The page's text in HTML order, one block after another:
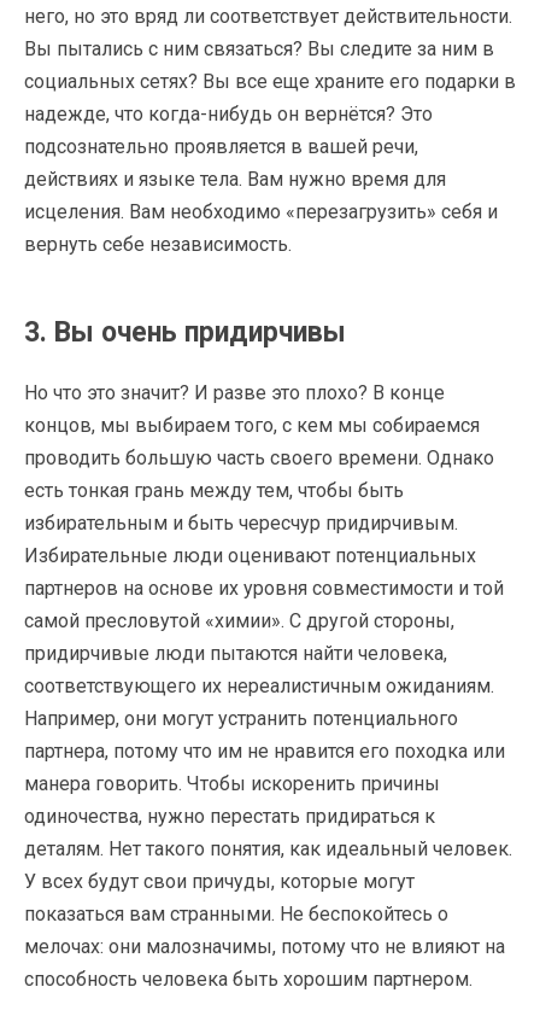
него, но это вряд ли соответствует действительности.
Вы пытались с ним связаться? Вы следите за ним в
социальных сетях? Вы все еще храните его подарки в
надежде, что когда-нибудь он вернётся? Это
подсознательно проявляется в вашей речи,
действиях и языке тела. Вам нужно время для
исцеления. Вам необходимо «перезагрузить» себя и
вернуть себе независимость.
3. Вы очень придирчивы
Но что это значит? И разве это плохо? В конце
концов, мы выбираем того, с кем мы собираемся
проводить большую часть своего времени. Однако
есть тонкая грань между тем, чтобы быть
избирательным и быть чересчур придирчивым.
Избирательные люди оценивают потенциальных
партнеров на основе их уровня совместимости и той
самой пресловутой «химии». С другой стороны,
придирчивые люди пытаются найти человека,
соответствующего их нереалистичным ожиданиям.
Например, они могут устранить потенциального
партнера, потому что им не нравится его походка или
манера говорить. Чтобы искоренить причины
одиночества, нужно перестать придираться к
деталям. Нет такого понятия, как идеальный человек.
У всех будут свои причуды, которые могут
показаться вам странными. Не беспокойтесь о
мелочах: они малозначимы, потому что не влияют на
способность человека быть хорошим партнером.